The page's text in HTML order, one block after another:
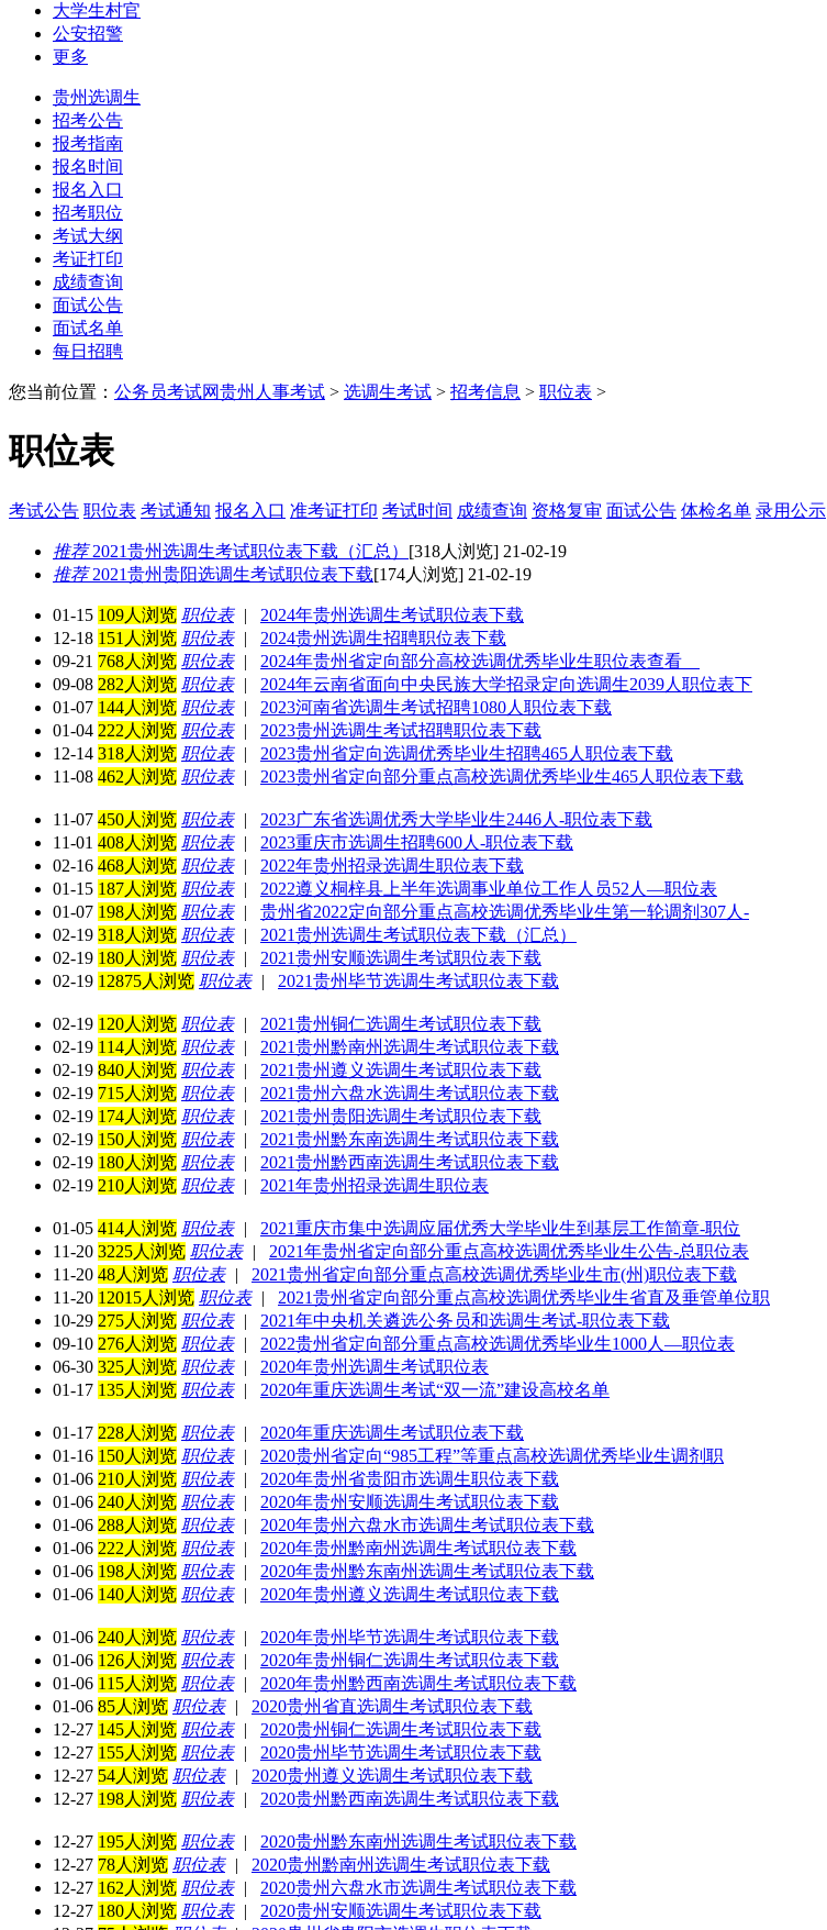
大学生村官
公安招警
更多
贵州选调生
招考公告
报考指南
报名时间
报名入口
招考职位
考试大纲
考证打印
成绩查询
面试公告
面试名单
每日招聘
您当前位置： 公务员考试网贵州人事考试 > 选调生考试 > 招考信息 > 职位表 >
职位表
考试公告 职位表 考试通知 报名入口 准考证打印 考试时间 成绩查询 资格复审 面试公告 体检名单 录用公示
推荐2021贵州选调生考试职位表下载（汇总） [318人浏览] 21-02-19
推荐2021贵州贵阳选调生考试职位表下载[174人浏览] 21-02-19
01-15 109人浏览 职位表|
2024年贵州选调生考试职位表下载
12-18 151人浏览 职位表|
2024贵州选调生招聘职位表下载
09-21 768人浏览 职位表|
2024年贵州省定向部分高校选调优秀毕业生职位表查看
09-08 282人浏览 职位表|
2024年云南省面向中央民族大学招录定向选调生2039人职位表下
01-07 144人浏览 职位表|
2023河南省选调生考试招聘1080人职位表下载
01-04 222人浏览 职位表|
2023贵州选调生考试招聘职位表下载
12-14 318人浏览 职位表|
2023贵州省定向选调优秀毕业生招聘465人职位表下载
11-08 462人浏览 职位表| 2023贵州省定向部分重点高校选调优秀毕业生465人职位表下载
11-07 450人浏览 职位表|
2023广东省选调优秀大学毕业生2446人-职位表下载
11-01 408人浏览 职位表|
2023重庆市选调生招聘600人-职位表下载
02-16 468人浏览 职位表|
2022年贵州招录选调生职位表下载
01-15 187人浏览 职位表|
2022遵义桐梓县上半年选调事业单位工作人员52人—职位表
01-07 198人浏览 职位表|
贵州省2022定向部分重点高校选调优秀毕业生第一轮调剂307人-
02-19 318人浏览 职位表|
2021贵州选调生考试职位表下载（汇总）
02-19 180人浏览 职位表|
2021贵州安顺选调生考试职位表下载
02-19 12875人浏览 职位表| 2021贵州毕节选调生考试职位表下载
02-19 120人浏览 职位表|
2021贵州铜仁选调生考试职位表下载
02-19 114人浏览 职位表|
2021贵州黔南州选调生考试职位表下载
02-19 840人浏览 职位表|
2021贵州遵义选调生考试职位表下载
02-19 715人浏览 职位表|
2021贵州六盘水选调生考试职位表下载
02-19 174人浏览 职位表|
2021贵州贵阳选调生考试职位表下载
02-19 150人浏览 职位表|
2021贵州黔东南选调生考试职位表下载
02-19 180人浏览 职位表|
2021贵州黔西南选调生考试职位表下载
02-19 210人浏览 职位表| 2021年贵州招录选调生职位表
01-05 414人浏览 职位表|
2021重庆市集中选调应届优秀大学毕业生到基层工作简章-职位
11-20 3225人浏览 职位表|
2021年贵州省定向部分重点高校选调优秀毕业生公告-总职位表
11-20 48人浏览 职位表|
2021贵州省定向部分重点高校选调优秀毕业生市(州)职位表下载
11-20 12015人浏览 职位表|
2021贵州省定向部分重点高校选调优秀毕业生省直及垂管单位职
10-29 275人浏览 职位表|
2021年中央机关遴选公务员和选调生考试-职位表下载
09-10 276人浏览 职位表|
2022贵州省定向部分重点高校选调优秀毕业生1000人—职位表
06-30 325人浏览 职位表|
2020年贵州选调生考试职位表
01-17 135人浏览 职位表| 2020年重庆选调生考试“双一流”建设高校名单
01-17 228人浏览 职位表|
2020年重庆选调生考试职位表下载
01-16 150人浏览 职位表|
2020贵州省定向“985工程”等重点高校选调优秀毕业生调剂职
01-06 210人浏览 职位表|
2020年贵州省贵阳市选调生职位表下载
01-06 240人浏览 职位表|
2020年贵州安顺选调生考试职位表下载
01-06 288人浏览 职位表|
2020年贵州六盘水市选调生考试职位表下载
01-06 222人浏览 职位表|
2020年贵州黔南州选调生考试职位表下载
01-06 198人浏览 职位表|
2020年贵州黔东南州选调生考试职位表下载
01-06 140人浏览 职位表| 2020年贵州遵义选调生考试职位表下载
01-06 240人浏览 职位表|
2020年贵州毕节选调生考试职位表下载
01-06 126人浏览 职位表|
2020年贵州铜仁选调生考试职位表下载
01-06 115人浏览 职位表|
2020年贵州黔西南选调生考试职位表下载
01-06 85人浏览 职位表|
2020贵州省直选调生考试职位表下载
12-27 145人浏览 职位表|
2020贵州铜仁选调生考试职位表下载
12-27 155人浏览 职位表|
2020贵州毕节选调生考试职位表下载
12-27 54人浏览 职位表|
2020贵州遵义选调生考试职位表下载
12-27 198人浏览 职位表| 2020贵州黔西南选调生考试职位表下载
12-27 195人浏览 职位表|
2020贵州黔东南州选调生考试职位表下载
12-27 78人浏览 职位表|
2020贵州黔南州选调生考试职位表下载
12-27 162人浏览 职位表|
2020贵州六盘水市选调生考试职位表下载
12-27 180人浏览 职位表|
2020贵州安顺选调生考试职位表下载